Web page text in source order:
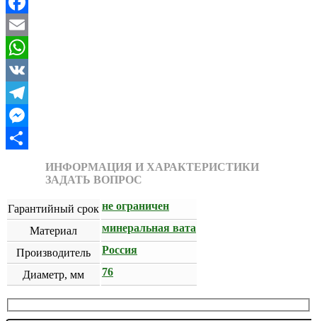
Facebook
Email
WhatsApp
VK
Telegram
Messenger
Отправить
ИНФОРМАЦИЯ И ХАРАКТЕРИСТИКИ
ЗАДАТЬ ВОПРОС
Гарантийный срок не ограничен
Материал минеральная вата
Производитель Россия
Диаметр, мм 76